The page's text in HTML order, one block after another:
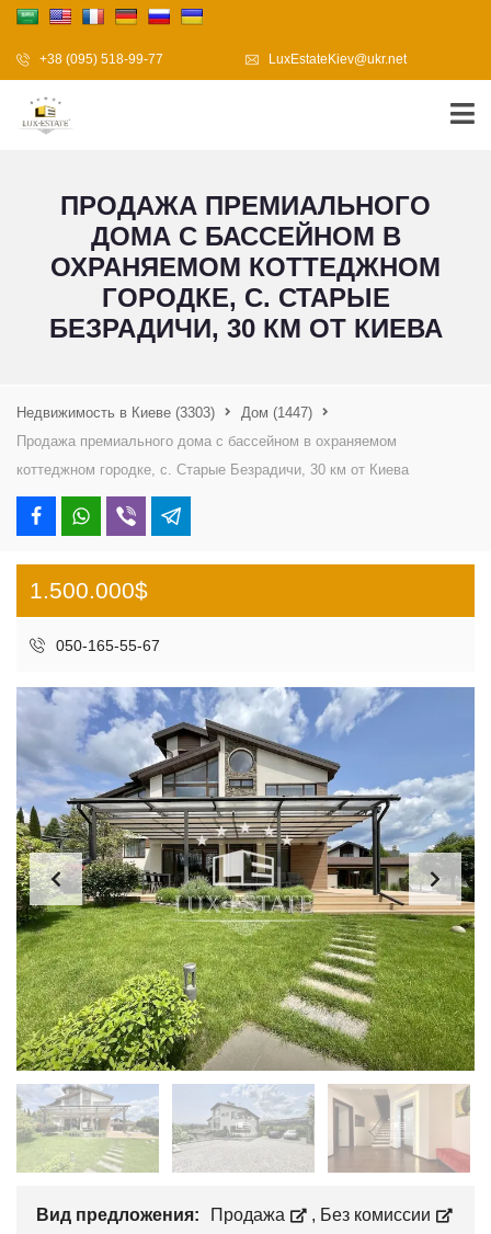
+38 (095) 518-99-77 LuxEstateKiev@ukr.net
ПРОДАЖА ПРЕМИАЛЬНОГО
ДОМА С БАССЕЙНОМ В
ОХРАНЯЕМОМ КОТТЕДЖНОМ
ГОРОДКЕ, С. СТАРЫЕ
БЕЗРАДИЧИ, 30 КМ ОТ КИЕВА
Недвижимость в Киеве (3303) Дом (1447)
Продажа премиального дома с бассейном в охраняемом
коттеджном городке, с. Старые Безрадичи, 30 км от Киева
1.500.000$
050-165-55-67
Вид предложения: Продажа , Без комиссии